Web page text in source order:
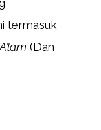
termasuk
(Dan